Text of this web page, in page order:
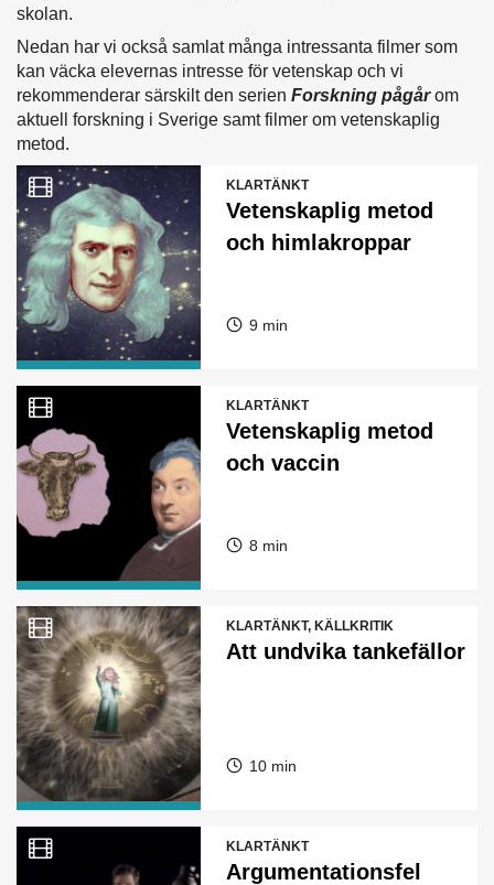
skolan.
Nedan har vi också samlat många intressanta filmer som
kan väcka elevernas intresse för vetenskap och vi
rekommenderar särskilt den serien Forskning pågårom
aktuell forskning i Sverige samt filmer om vetenskaplig
metod.
KLARTÄNKT
Vetenskaplig metod
och himlakroppar
9 min
KLARTÄNKT
Vetenskaplig metod
och vaccin
8 min
KLARTÄNKT, KÄLLKRITIK
Att undvika tankefällor
10 min
KLARTÄNKT
Argumentationsfel